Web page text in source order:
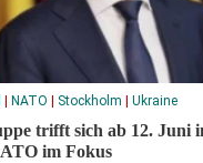
NATO Stockholm Ukraine
trifft sich ab 12. Juni
im Fokus